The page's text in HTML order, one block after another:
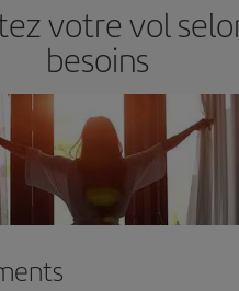
votre vol
besoins